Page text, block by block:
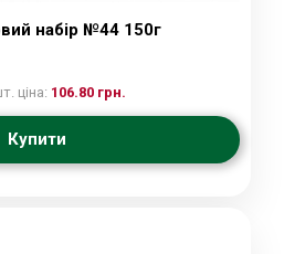
набір №44 150г
ціна: 106.80 грн.
Купити